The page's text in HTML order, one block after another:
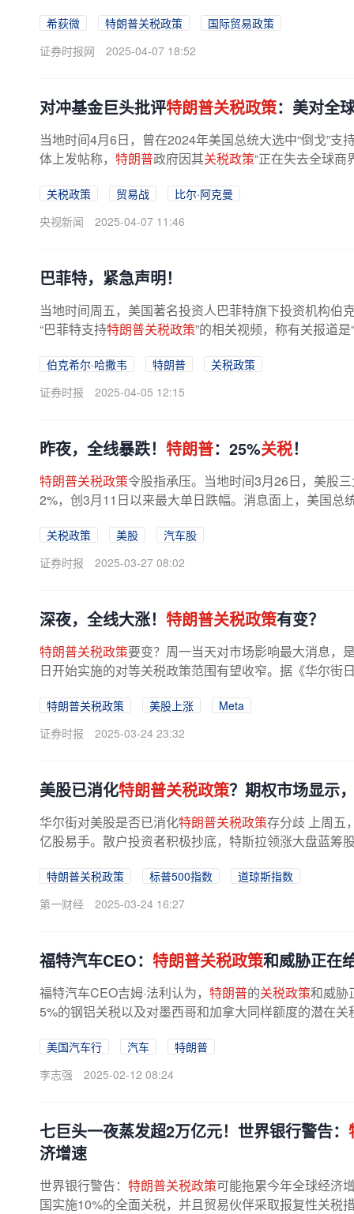
希荻微 特朗普关税政策
国际贸易政策
证券时报网
2025-04-07 18:52
对冲基金巨头批评特朗普关税政策：美对全
当地时间4月6日，曾在2024年美国总统大选中“倒戈”支
体上发帖称， 特朗普政府因其关税政策“正在失去全球商
关税政策 贸易战
比尔·阿克曼
央视新闻
2025-04-07 11:46
巴菲特，紧急声明！
当地时间周五，美国著名投资人巴菲特旗下投资机构伯
“巴菲特支持特朗普关税政策”的相关视频，称有关报道
伯克希尔·哈撒韦 特朗普
关税政策
证券时报
2025-04-05 12:15
昨夜，全线暴跌！ 特朗普：25%关税！
特朗普关税政策令股指承压。当地时间3月26日，美股
2%，创3月11日以来最大单日跌幅。消息面上，美国总
关税政策 美股
汽车股
证券时报
2025-03-27 08:02
深夜，全线大涨！ 特朗普关税政策有变？
特朗普关税政策要变？周一当天对市场影响最大消息，
日开始实施的对等关税政策范围有望收窄。据《华尔街
特朗普关税政策 美股上涨
Meta
证券时报
2025-03-24 23:32
美股已消化特朗普关税政策？期权市场显示
华尔街对美股是否已消化特朗普关税政策存分歧 上周五
亿股易手。散户投资者积极抄底，特斯拉领涨大盘蓝筹
特朗普关税政策 标普500指数
道琼斯指数
第一财经
2025-03-24 16:27
福特汽车CEO： 特朗普关税政策和威胁正在
福特汽车CEO吉姆·法利认为， 特朗普的关税政策和威胁
5%的钢铝关税以及对墨西哥和加拿大同样额度的潜在
美国汽车行 汽车
特朗普
李志强
2025-02-12 08:24
七巨头一夜蒸发超2万亿元！世界银行警告：
济增速
世界银行警告： 特朗普关税政策可能拖累今年全球经济
国实施10%的全面关税，并且贸易伙伴采取报复性关税